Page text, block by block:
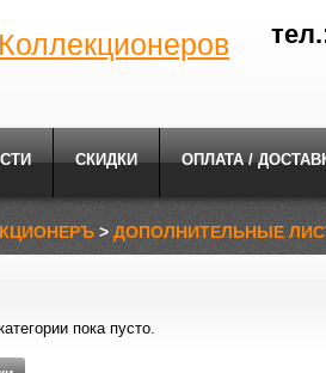
СКИДКИ ОПЛАТА /
> ДОПОЛНИТЕЛЬНЫЕ
пока пусто.